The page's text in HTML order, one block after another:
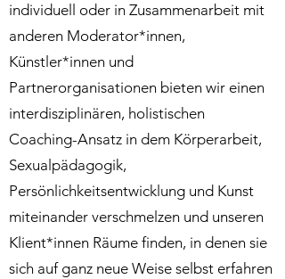
individuell oder in Zusammenarbeit mit
anderen Moderator*innen,
Künstler*innen und
Partnerorganisationen bieten wir einen
interdisziplinären, holistischen
Coaching-Ansatz in dem Körperarbeit,
Sexualpädagogik,
Persönlichkeitsentwicklung und Kunst
miteinander verschmelzen und unseren
Klient*innen Räume finden, in denen sie
sich auf ganz neue Weise selbst erfahren